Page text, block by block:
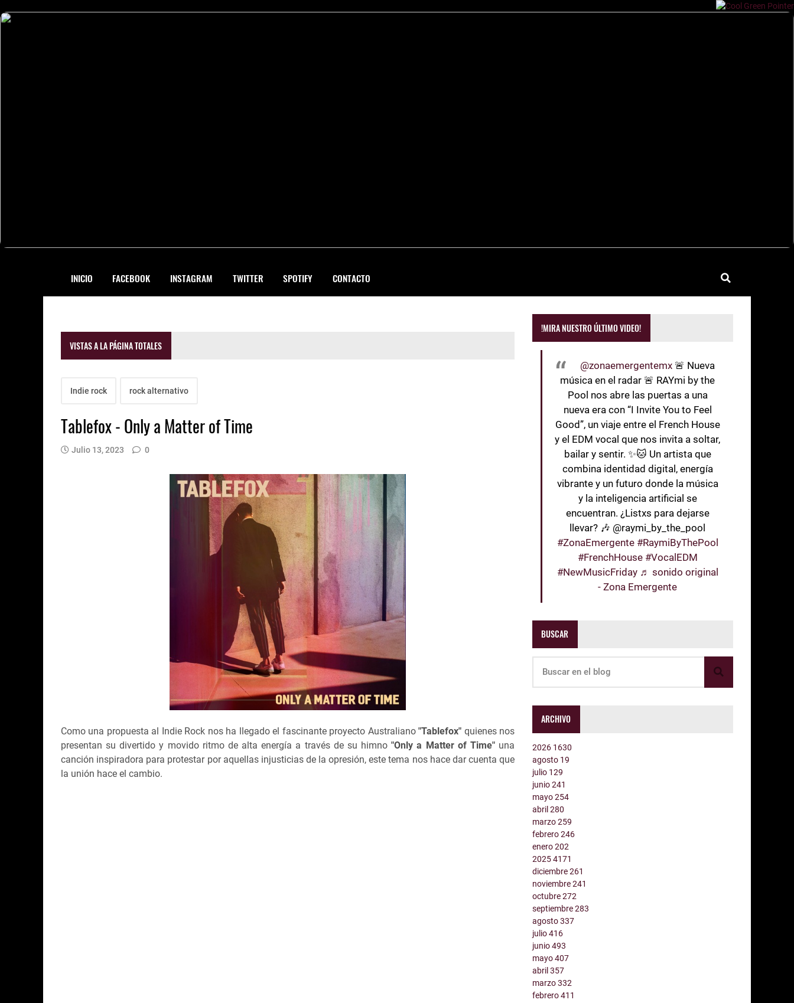
INICIO FACEBOOK INSTAGRAM TWITTER SPOTIFY CONTACTO
VISTAS A LA PÁGINA TOTALES
Indie rock rock alternativo
Tablefox - Only a Matter of Time
Julio 13, 2023 0
Como una propuesta al Indie Rock nos ha llegado el fascinante proyecto Australiano"Tablefox" quienes nos
presentan su divertido y movido ritmo de alta energía a través de su himno"Only a Matter of Time" una
canción inspiradora para protestar por aquellas injusticias de la opresión, este tema nos hace dar cuenta que
la unión hace el cambio.
!MIRA NUESTRO ÚLTIMO VIDEO!
@zonaemergentemx 🚨 Nueva
música en el radar 🚨 RAYmi by the
Pool nos abre las puertas a una
nueva era con “I Invite You to Feel
Good”, un viaje entre el French House
y el EDM vocal que nos invita a soltar,
bailar y sentir. ✨🐱 Un artista que
combina identidad digital, energía
vibrante y un futuro donde la música
y la inteligencia artificial se
encuentran. ¿Listxs para dejarse
llevar? 🎶 @raymi_by_the_pool
#ZonaEmergente #RaymiByThePool
#FrenchHouse #VocalEDM
#NewMusicFriday ♬ sonido original
- Zona Emergente
BUSCAR
ARCHIVO
2026 1630
agosto 19
julio 129
junio241
mayo254
abril280
marzo259
febrero246
enero202
20254171
diciembre261
noviembre241
octubre272
septiembre283
agosto337
julio416
junio493
mayo407
abril357
marzo332
febrero411